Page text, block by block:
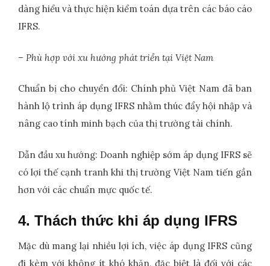
dàng hiểu và thực hiện kiểm toán dựa trên các báo cáo
IFRS.
– Phù hợp với xu hướng phát triển tại Việt Nam
Chuẩn bị cho chuyển đổi: Chính phủ Việt Nam đã ban
hành lộ trình áp dụng IFRS nhằm thúc đẩy hội nhập và
nâng cao tính minh bạch của thị trường tài chính.
Dẫn đầu xu hướng: Doanh nghiệp sớm áp dụng IFRS sẽ
có lợi thế cạnh tranh khi thị trường Việt Nam tiến gần
hơn với các chuẩn mực quốc tế.
4. Thách thức khi áp dụng IFRS
Mặc dù mang lại nhiều lợi ích, việc áp dụng IFRS cũng
đi kèm với không ít khó khăn, đặc biệt là đối với các